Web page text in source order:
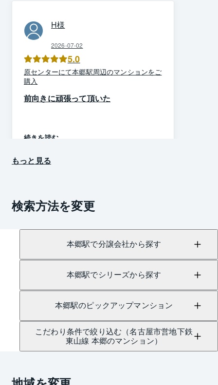
H様
2026-07-02
5.0
原センターにて本郷駅周辺のマンションをご
購入
前向きに頑張って頂いた
続きを読む
もっと見る
検索方法を変更
本郷駅で分譲会社から探す
本郷駅でシリーズから探す
本郷駅のピックアップマンション
こだわり条件で絞り込む（名古屋市営地下鉄
東山線 本郷のマンション）